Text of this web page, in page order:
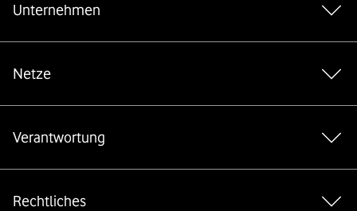
Unternehmen
Netze
Verantwortung
Rechtliches